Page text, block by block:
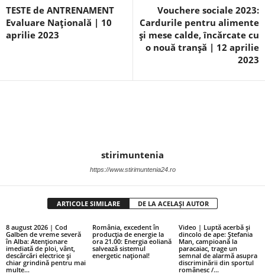
TESTE de ANTRENAMENT
Evaluare Națională | 10
aprilie 2023
Vouchere sociale 2023:
Cardurile pentru alimente
şi mese calde, încărcate cu
o nouă tranşă | 12 aprilie
2023
stirimuntenia
https://www.stirimuntenia24.ro
ARTICOLE SIMILARE DE LA ACELAȘI AUTOR
8 august 2026 | Cod
Galben de vreme severă
în Alba: Atenționare
imediată de ploi, vânt,
descărcări electrice și
chiar grindină pentru mai
multe...
România, excedent în
producția de energie la
ora 21.00: Energia eoliană
salvează sistemul
energetic național!
Video | Luptă acerbă și
dincolo de ape: Ștefania
Man, campioană la
paracaiac, trage un
semnal de alarmă asupra
discriminării din sportul
românesc /...